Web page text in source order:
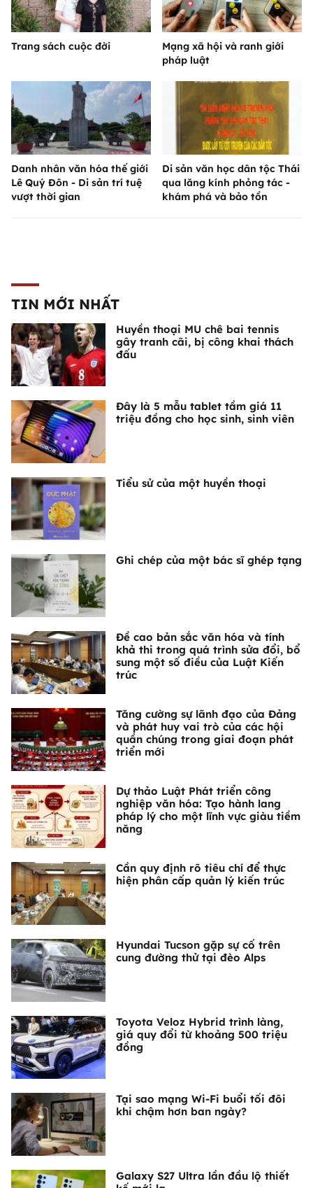
Trang sách cuộc đời
Mạng xã hội và ranh giới
pháp luật
Danh nhân văn hóa thế giới
Lê Quý Đôn - Di sản trí tuệ
vượt thời gian
Di sản văn học dân tộc Thái
qua lăng kính phỏng tác -
khám phá và bảo tồn
TIN MỚI NHẤT
Huyền thoại MU chê bai tennis
gây tranh cãi, bị công khai thách
đấu
Đây là 5 mẫu tablet tầm giá 11
triệu đồng cho học sinh, sinh viên
Tiểu sử của một huyền thoại
Ghi chép của một bác sĩ ghép tạng
Đề cao bản sắc văn hóa và tính
khả thi trong quá trình sửa đổi, bổ
sung một số điều của Luật Kiến
trúc
Tăng cường sự lãnh đạo của Đảng
và phát huy vai trò của các hội
quần chúng trong giai đoạn phát
triển mới
Dự thảo Luật Phát triển công
nghiệp văn hóa: Tạo hành lang
pháp lý cho một lĩnh vực giàu tiềm
năng
Cần quy định rõ tiêu chí để thực
hiện phân cấp quản lý kiến trúc
Hyundai Tucson gặp sự cố trên
cung đường thử tại đèo Alps
Toyota Veloz Hybrid trình làng,
giá quy đổi từ khoảng 500 triệu
đồng
Tại sao mạng Wi-Fi buổi tối đôi
khi chậm hơn ban ngày?
Galaxy S27 Ultra lần đầu lộ thiết